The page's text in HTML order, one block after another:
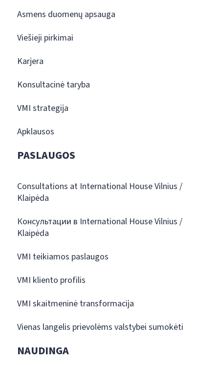
Asmens duomenų apsauga
Viešieji pirkimai
Karjera
Konsultacinė taryba
VMI strategija
Apklausos
PASLAUGOS
Consultations at International House Vilnius /
Klaipėda
Консультации в International House Vilnius /
Klaipėda
VMI teikiamos paslaugos
VMI kliento profilis
VMI skaitmeninė transformacija
Vienas langelis prievolėms valstybei sumokėti
NAUDINGA